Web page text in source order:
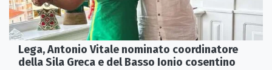
Lega, Antonio Vitale nominato coordinatore
della Sila Greca e del Basso Ionio cosentino